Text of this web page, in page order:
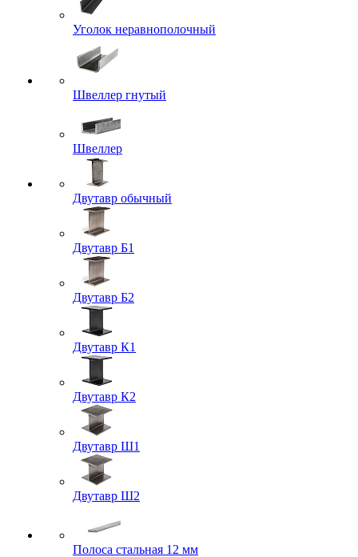
Уголок неравнополочный
Швеллер гнутый
Швеллер
Двутавр обычный
Двутавр Б1
Двутавр Б2
Двутавр К1
Двутавр К2
Двутавр Ш1
Двутавр Ш2
Полоса стальная 12 мм